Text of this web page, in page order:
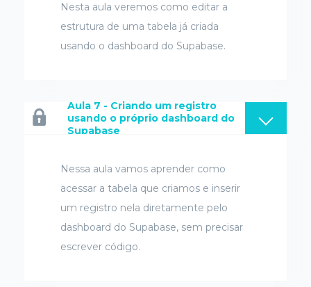
Nesta aula veremos como editar a
estrutura de uma tabela já criada
usando o dashboard do Supabase.
Aula 7 - Criando um registro
usando o próprio dashboard do
Supabase
Nessa aula vamos aprender como
acessar a tabela que criamos e inserir
um registro nela diretamente pelo
dashboard do Supabase, sem precisar
escrever código.